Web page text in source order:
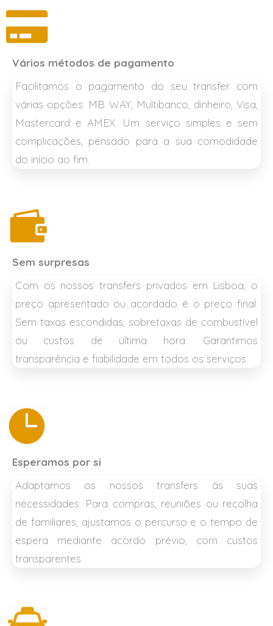
Vários métodos de pagamento
Facilitamos o pagamento do seu transfer com
várias opções: MB WAY, Multibanco, dinheiro, Visa,
Mastercard e AMEX. Um serviço simples e sem
complicações, pensado para a sua comodidade
do início ao fim.
Sem surpresas
Com os nossos transfers privados em Lisboa, o
preço apresentado ou acordado é o preço final.
Sem taxas escondidas, sobretaxas de combustível
ou custos de última hora. Garantimos
transparência e fiabilidade em todos os serviços.
Esperamos por si
Adaptamos os nossos transfers às suas
necessidades. Para compras, reuniões ou recolha
de familiares, ajustamos o percurso e o tempo de
espera mediante acordo prévio, com custos
transparentes.